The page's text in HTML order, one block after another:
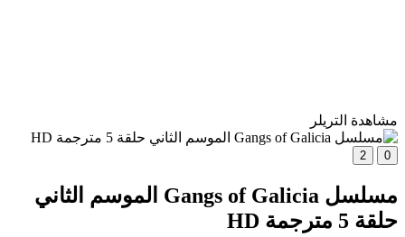
مشاهدة التريلر
0
2
مسلسل Gangs of Galicia الموسم الثاني
حلقة 5 مترجمة HD